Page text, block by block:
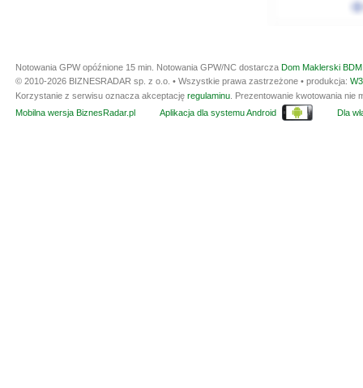
Notowania GPW opóźnione 15 min. Notowania GPW/NC dostarcza Dom Maklerski
© 2010-2026 BIZNESRADAR sp. z o.o. • Wszystkie prawa zastrzeżone • produkcja:
Korzystanie z serwisu oznacza akceptację regulaminu. Prezentowanie kwotowania nie
Mobilna wersja BiznesRadar.pl
Aplikacja dla systemu Android Dla